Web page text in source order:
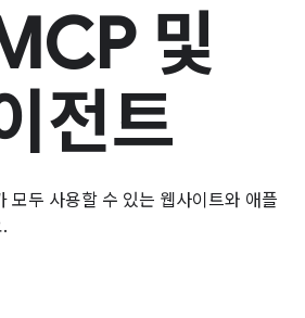
및
전트
모두 사용할 수 있는 웹사이트와 애플